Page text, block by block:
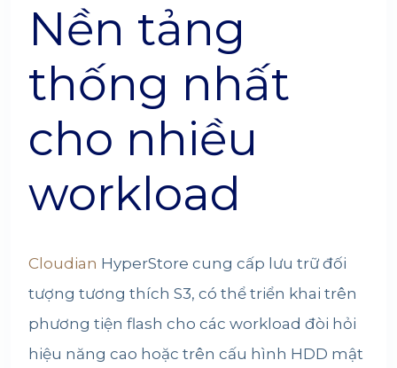
Nền tảng
thống nhất
cho nhiều
workload
Cloudian HyperStore cung cấp lưu trữ đối
tượng tương thích S3, có thể triển khai trên
phương tiện flash cho các workload đòi hỏi
hiệu năng cao hoặc trên cấu hình HDD mật